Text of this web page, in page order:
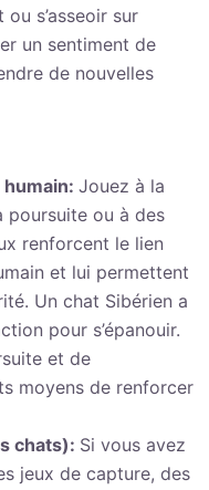
s’asseoir sur
un sentiment de
de nouvelles
Jouez à la
poursuite ou à des
renforcent le lien
et lui permettent
Un chat Sibérien a
pour s’épanouir.
et de
moyens de renforcer
chats): Si vous avez
jeux de capture, des